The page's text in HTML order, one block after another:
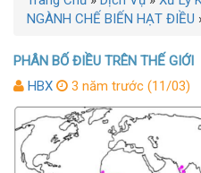
NGÀNH CHẾ BIẾN HẠT ĐIỀU
PHÂN BỐ ĐIỀU TRÊN THẾ GIỚI
HBX
3 năm trước (11/03)